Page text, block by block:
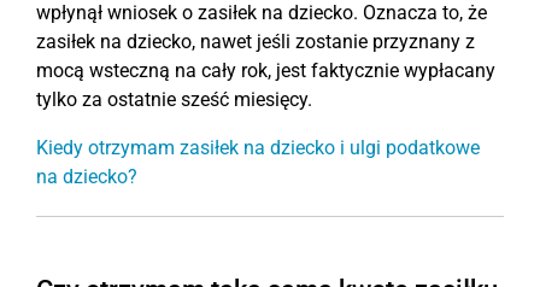
wpłynął wniosek o zasiłek na dziecko. Oznacza to, że
zasiłek na dziecko, nawet jeśli zostanie przyznany z
mocą wsteczną na cały rok, jest faktycznie wypłacany
tylko za ostatnie sześć miesięcy.
Kiedy otrzymam zasiłek na dziecko i ulgi podatkowe
na dziecko?